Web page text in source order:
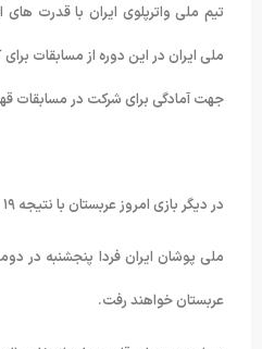
تیم ملی واترپلوی ایران با قدرت
ملی ایران در این دوره از مسابقات
جهت آمادگی برای شرکت در مسابقات قهرمانی آسیا ۲۰۱۶
در دیگر بازی امروز عربستان با نتیجه ۱۹ بر یک مقابل چین شکست خورد.
ملی پوشان ایران فردا پنجشنبه در
عربستان خواهند رفت.